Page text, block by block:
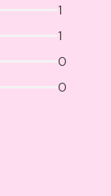
1
1
0
0